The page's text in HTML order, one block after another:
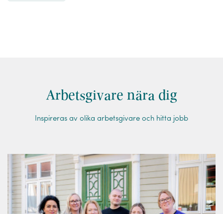
Arbetsgivare nära dig
Inspireras av olika arbetsgivare och hitta jobb